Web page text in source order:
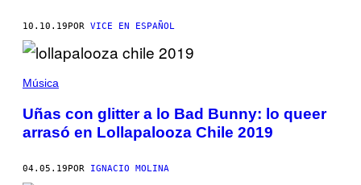
10.10.19 POR VICE EN ESPAÑOL
Música
Uñas con glitter a lo Bad Bunny: lo queer
arrasó en Lollapalooza Chile 2019
04.05.19POR IGNACIO MOLINA